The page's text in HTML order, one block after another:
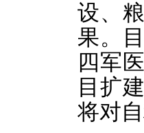
设、
果。
四军
目扩
将对